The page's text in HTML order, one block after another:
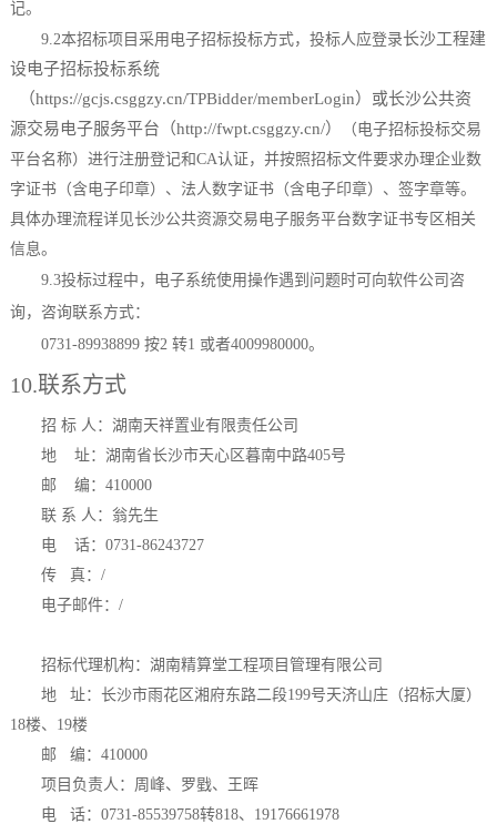
记。
9.2本招标项目采用电子招标投标方式，投标人应登录长沙工程建
设电子招标投标系统
（https://gcjs.csggzy.cn/TPBidder/memberLogin）或长沙公共资
源交易电子服务平台（http://fwpt.csggzy.cn/）
（电子招标投标交易
平台名称）进行注册登记和CA认证，并按照招标文件要求办理企业数
字证书（含电子印章）、法人数字证书（含电子印章）、签字章等。
具体办理流程详见长沙公共资源交易电子服务平台数字证书专区相关
信息。
9.3投标过程中，电子系统使用操作遇到问题时可向软件公司咨
询，咨询联系方式：
0731-89938899 按2 转1 或者4009980000。
10.联系方式
招 标 人： 湖南天祥置业有限责任公司
地
址：湖南省长沙市天心区暮南中路405号
邮
编： 410000
联 系 人：翁先生
电
话： 0731-86243727
传
真： /
电子邮件： /
招标代理机构： 湖南精算堂工程项目管理有限公司
地
址： 长沙市雨花区湘府东路二段199号天济山庄（招标大厦）
18楼、19楼
邮
编： 410000
项目负责人： 周峰、罗戥、
王晖
电
话： 0731-85539758转818、 19176661978